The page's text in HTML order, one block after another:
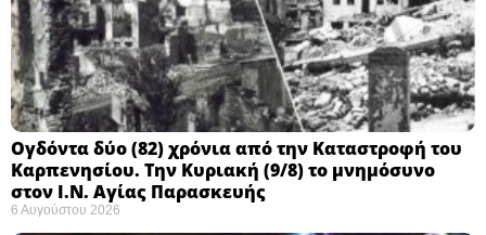
Ογδόντα δύο (82) χρόνια από την Καταστροφή του
Καρπενησίου. Την Κυριακή (9/8) το μνημόσυνο
στον Ι.Ν. Αγίας Παρασκευής
6 Αυγούστου 2026